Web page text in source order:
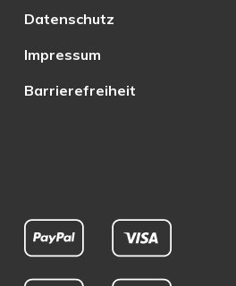
Datenschutz
Impressum
Barrierefreiheit